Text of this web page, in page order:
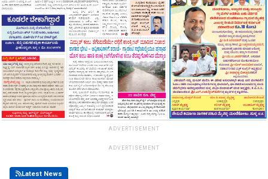
ADVERTISEMENT
ADVERTISEMENT
Latest News